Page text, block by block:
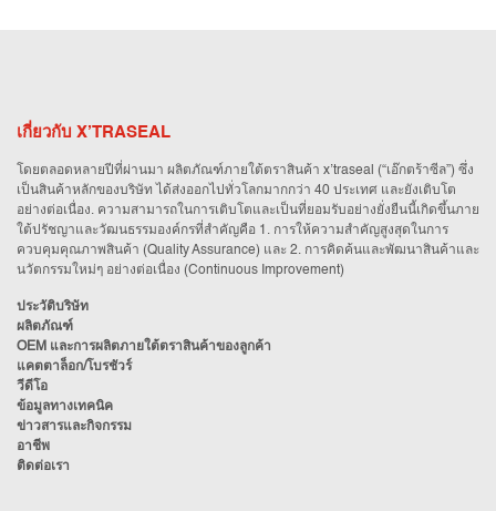
เกี่ยวกับ X’TRASEAL
โดยตลอดหลายปีที่ผ่านมา ผลิตภัณฑ์ภายใต้ตราสินค้า x’traseal (“เอ๊กตร้าซีล”) ซึ่ง
เป็นสินค้าหลักของบริษัท ได้ส่งออกไปทั่วโลกมากกว่า 40 ประเทศ และยังเติบโต
อย่างต่อเนื่อง. ความสามารถในการเติบโตและเป็นที่ยอมรับอย่างยั่งยืนนี้เกิดขึ้นภาย
ใต้ปรัชญาและวัฒนธรรมองค์กรที่สำคัญคือ 1. การให้ความสำคัญสูงสุดในการ
ควบคุมคุณภาพสินค้า (Quality Assurance) และ 2. การคิดค้นและพัฒนาสินค้าและ
นวัตกรรมใหม่ๆ อย่างต่อเนื่อง (Continuous Improvement)
ประวัติบริษัท
ผลิตภัณฑ์
OEM และการผลิตภายใต้ตราสินค้าของลูกค้า
แคตตาล็อก/โบรชัวร์
วีดีโอ
ข้อมูลทางเทคนิค
ข่าวสารและกิจกรรม
อาชีพ
ติดต่อเรา